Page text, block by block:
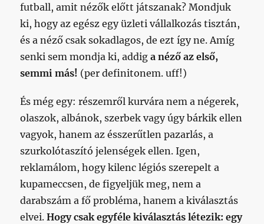
futball, amit nézők előtt játszanak? Mondjuk
ki, hogy az egész egy üzleti vállalkozás tisztán,
és a néző csak sokadlagos, de ezt így ne. Amíg
senki sem mondja ki, addiga néző az első,
semmi más! (per definitonem. uff!)
És még egy: részemről kurvára nem a négerek,
olaszok, albánok, szerbek vagy úgy bárkik ellen
vagyok, hanem az ésszerűtlen pazarlás, a
szurkolótaszító jelenségek ellen. Igen,
reklamálom, hogy kilenc légiós szerepelt a
kupameccsen, de figyeljük meg, nem a
darabszám a fő probléma, hanem a kiválasztás
elvei.Hogy csak egyféle kiválasztás létezik: egy